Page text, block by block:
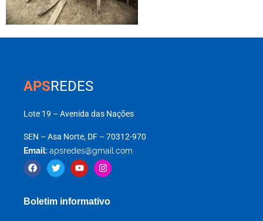
APSREDES
Lote 19 – Avenida das Nações
SEN – Asa Norte, DF – 70312-970
Email: apsredes@gmail.com
Boletim informativo